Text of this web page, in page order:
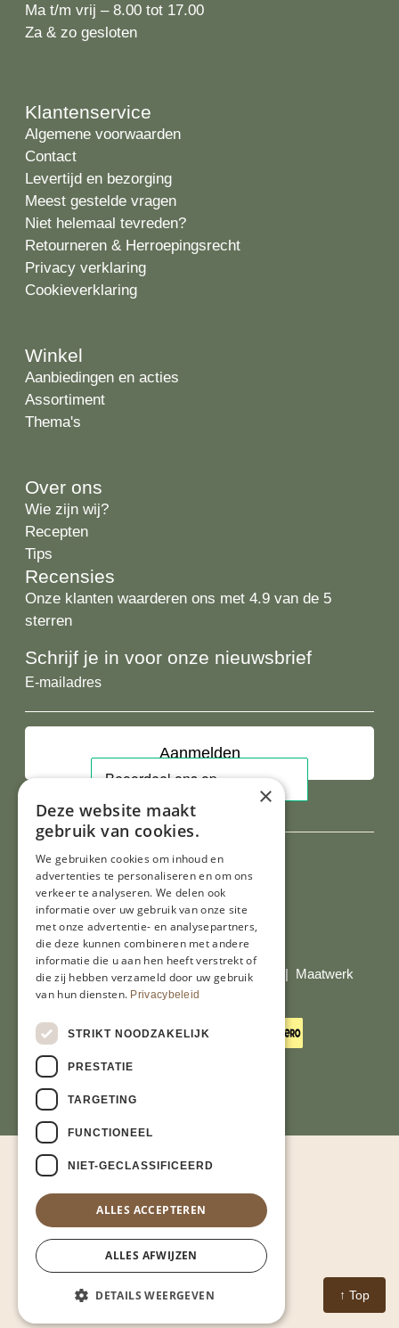
Ma t/m vrij – 8.00 tot 17.00
Za & zo gesloten
Klantenservice
Algemene voorwaarden
Contact
Levertijd en bezorging
Meest gestelde vragen
Niet helemaal tevreden?
Retourneren & Herroepingsrecht
Privacy verklaring
Cookieverklaring
Winkel
Aanbiedingen en acties
Assortiment
Thema's
Over ons
Wie zijn wij?
Recepten
Tips
Recensies
Onze klanten waarderen ons met 4.9 van de 5
sterren
Schrijf je in voor onze nieuwsbrief
E-
Al onze prijzen zijn incl. BTW
© Copyright 2026 Limburgs Bakwinkeltje | Maatwerk
website webmix
↑ Top
×
Deze website maakt
gebruik van cookies.
We gebruiken cookies om inhoud en
advertenties te personaliseren en om ons
verkeer te analyseren. We delen ook
informatie over uw gebruik van onze site
met onze advertentie- en analysepartners,
die deze kunnen combineren met andere
informatie die u aan hen heeft verstrekt of
die zij hebben verzameld door uw gebruik
van hun diensten. Privacybeleid
STRIKT NOODZAKELIJK
PRESTATIE
TARGETING
FUNCTIONEEL
NIET-GECLASSIFICEERD
ALLES ACCEPTEREN
ALLES AFWIJZEN
DETAILS WEERGEVEN